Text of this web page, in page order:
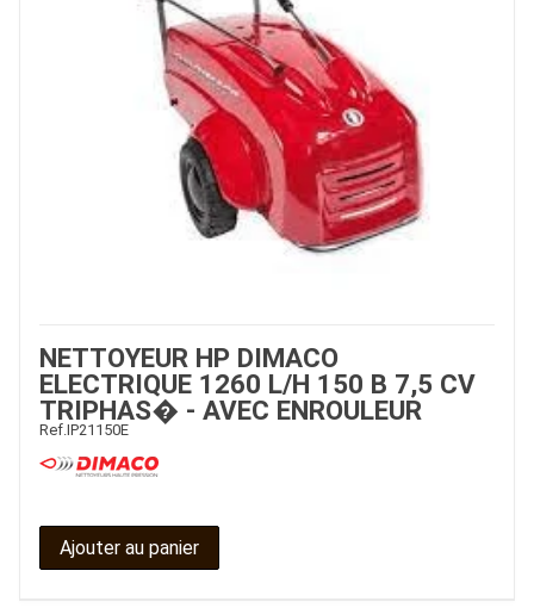
NETTOYEUR HP DIMACO
ELECTRIQUE 1260 L/H 150 B 7,5 CV
TRIPHAS� - AVEC ENROULEUR
Ref.IP21150E
Ajouter au panier